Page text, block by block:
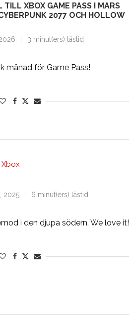
TILL XBOX GAME PASS I MARS
2077 OCH HOLLOW
3 minut(ers) lästid
månad för Game Pass!
Xbox
2025 6 minut(ers) lästid
i den djupa södern. We love it!